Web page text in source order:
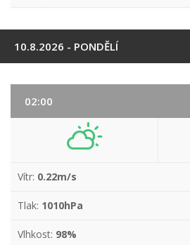
10.8.2026 - PONDĚLÍ
02:00
Vítr: 0.22m/s
Tlak: 1010hPa
Vlhkost: 98%